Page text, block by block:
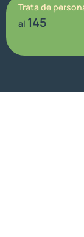
Trata de
al 145